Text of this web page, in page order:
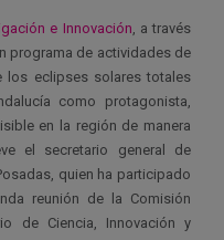
e Innovación, a través
programa de actividades de
los eclipses solares totales
como protagonista,
en la región de manera
el secretario general de
quien ha participado
reunión de la Comisión
de Ciencia, Innovación y